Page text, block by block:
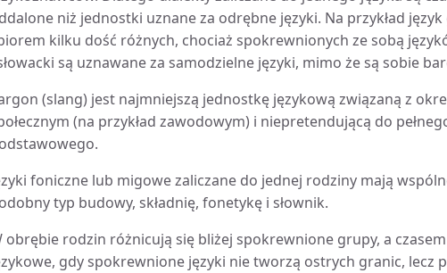
niż jednostki uznane za odrębne języki. Na przykład
kilku dość różnych, chociaż spokrewnionych ze sobą
są uznawane za samodzielne języki, mimo że są sobie
(slang) jest najmniejszą jednostkę językową związaną z
(na przykład zawodowym) i niepretendującą do
foniczne lub migowe zaliczane do jednej rodziny mają
typ budowy, składnię, fonetykę i słownik.
obrębie rodzin różnicują się bliżej spokrewnione grupy, a
gdy spokrewnione języki nie tworzą ostrych granic, lecz